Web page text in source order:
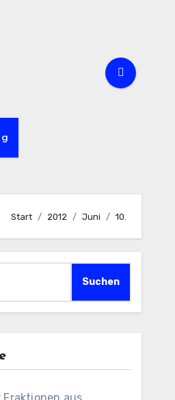
Start 2012 Juni 10.